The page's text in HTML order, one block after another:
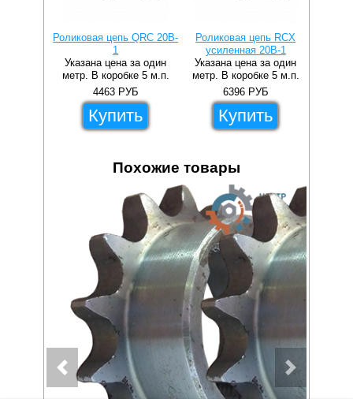
Роликовая цепь QRC 20B-
1
Указана цена за один
метр. В коробке 5 м.п.
4463 РУБ
Купить
Роликовая цепь RCX
усиленная 20B-1
Указана цена за один
метр. В коробке 5 м.п.
6396 РУБ
Купить
Похожие товары